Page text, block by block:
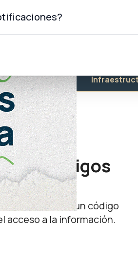
Salud
códigos
mostrar un código
acceso a la información.